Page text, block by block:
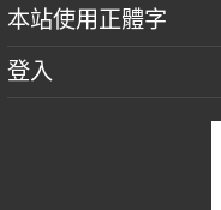
本站使用正體字
登入